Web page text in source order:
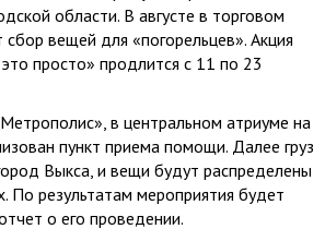
области. В августе в торговом
вещей для «погорельцев». Акция
просто» продлится с 11 по 23
в центральном атриуме на
пункт приема помощи. Далее груз
Выкса, и вещи будут распределены
По результатам мероприятия будет
о его проведении.